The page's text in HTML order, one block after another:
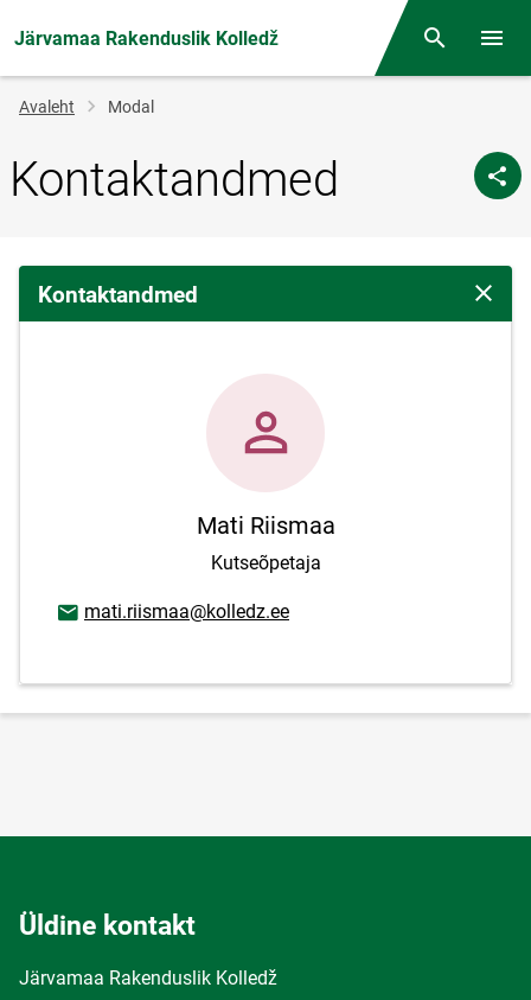
Järvamaa Rakenduslik Kolledž Otsing
Jälglink
Avaleht Modal
Kontaktandmed
Kontaktandmed Sulge
Mati Riismaa
Kutseõpetaja
E-posti aadress
mati.riismaa@kolledz.ee
Üldine kontakt
Järvamaa Rakenduslik Kolledž